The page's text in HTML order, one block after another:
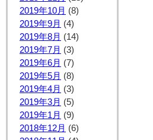
2019年10月 (8)
2019年9月 (4)
2019年8月 (14)
2019年7月 (3)
2019年6月 (7)
2019年5月 (8)
2019年4月 (3)
2019年3月 (5)
2019年1月 (9)
2018年12月 (6)